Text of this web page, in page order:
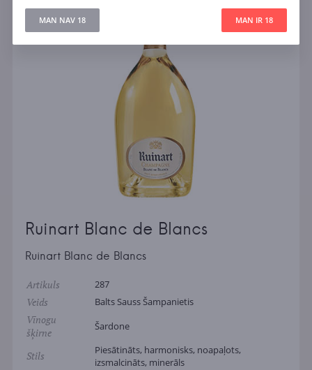
Ruinart Blanc de Blancs
Ruinart Blanc de Blancs
Artikuls 287
Veids Balts Sauss Šampanietis
Vīnogu
šķirne
Šardone
Stils
Piesātināts, harmonisks, noapaļots,
izsmalcināts, minerāls
MAN NAV 18 MAN IR 18